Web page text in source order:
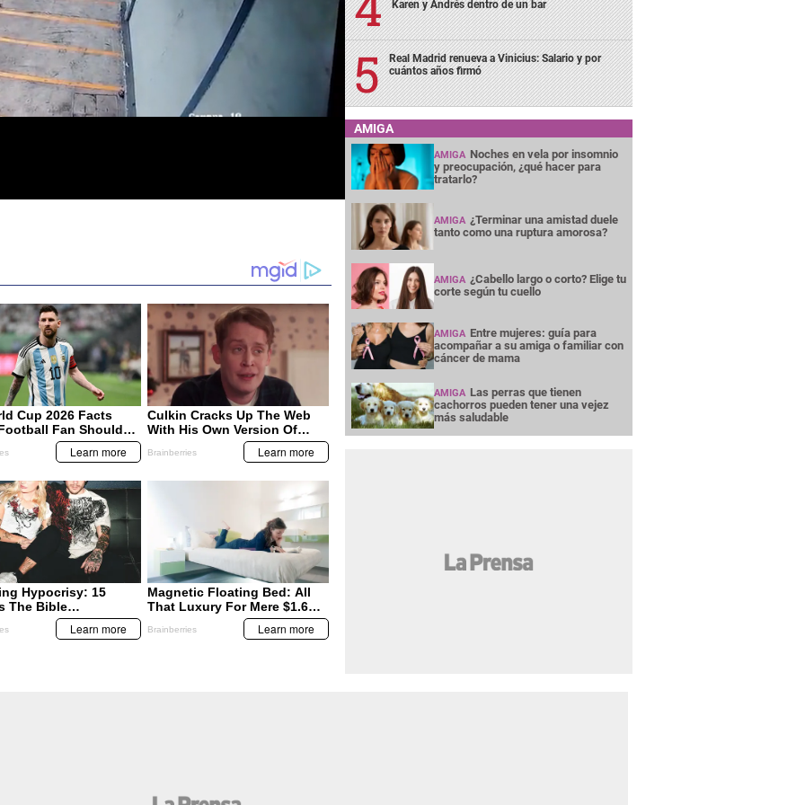
Karen y Andrés dentro de un bar
Real Madrid renueva a Vinicius: Salario y por
cuántos años firmó
AMIGA
AMIGA Noches en vela por insomnio
y preocupación, ¿qué hacer para
tratarlo?
AMIGA ¿Terminar una amistad duele
tanto como una ruptura amorosa?
AMIGA ¿Cabello largo o corto? Elige tu
corte según tu cuello
AMIGA Entre mujeres: guía para
acompañar a su amiga o familiar con
cáncer de mama
AMIGA Las perras que tienen
cachorros pueden tener una vejez
más saludable